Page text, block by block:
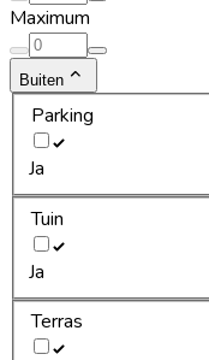
Maximum
Buiten
Parking
Ja
Tuin
Ja
Terras